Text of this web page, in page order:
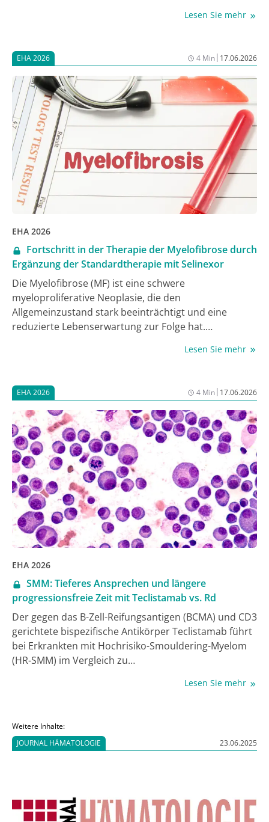
kovalenten BTK-Inhibitor behandelt wurden –
Studie BRUIN CLL-321 [1]. Aktuelle Daten der Phase-III-
Studie BRUIN-CLL 322, vorgestellt als Late Breaking
Abstract beim Jahreskongress der European
Hematology Association (EHA) 2026, zeigen nun, dass
Pirtobrutinib in der BTKi-vorbehandelten Situation bei
der RR CLL auch in Kombination mit der
Standardtherapie aus dem BCL2-Inhibitor (BCL2i)
Venetoclax und dem Anti-CD20-Antikörper Ritiuximab
(VR) hochwirksam ist. Die Addition von Pirtubrutinib
zu VR verlängerte signifikant und in klinisch
relevantem Ausmaß das progressionsfreie Überleben
(PFS) gegenüber alleinigem VR [2].
Lesen Sie mehr
EHA 2026 4 Min| 17.06.2026
EHA 2026
Fortschritt in der Therapie der Myelofibrose durch
Ergänzung der Standardtherapie mit Selinexor
Die Myelofibrose (MF) ist eine schwere
myeloproliferative Neoplasie, die den
Allgemeinzustand stark beeinträchtigt und eine
reduzierte Lebenserwartung zur Folge hat.
Therapie mit JAK-Inhibitoren wie Ruxolitinib.
Erkrankten eine Reduktion des Milzvolumens um ≥
35% (SVR35). Auch die Symptomverbesserung, die
Modifikation der Krankheitsbiologie und die
Verbesserung des Gesamtüberlebens (OS) sind mit
dem JAK-Inhibitor alleine moderat. Die beim
Jahreskongress der European Hematology
Association (EHA) 2026 als Late Breaking Abstract
präsentierte Phase-III-Studie SENTRY zeigte, dass die
Kombination aus Ruxolitinib mit dem XPO1-Inhibitor
Selinexor bei JAK-Inhibitor-naiven MF-Patient:innen
alleinigem Ruxolitinib überlegen war und relevante
Endpunkte wie SVR35 und das Gesamtüberleben
Lesen Sie mehr
EHA 2026 4 Min| 17.06.2026
EHA 2026
SMM: Tieferes Ansprechen und längere
progressionsfreie Zeit mit Teclistamab vs. Rd
Der gegen das B-Zell-Reifungsantigen (BCMA) und CD3
gerichtete bispezifische Antikörper Teclistamab führt
bei Erkrankten mit Hochrisiko-Smouldering-Myelom
(HR-SMM) im Vergleich zu
Remissionen, erhöhter MRD (messbare
Daten der Phase-II-Studie Immuno-PRISM, die als Late
Breaking Abstract beim Jahreskongress der European
Lesen Sie mehr
Weitere Inhalte:
JOURNAL HÄMATOLOGIE
23.06.2025